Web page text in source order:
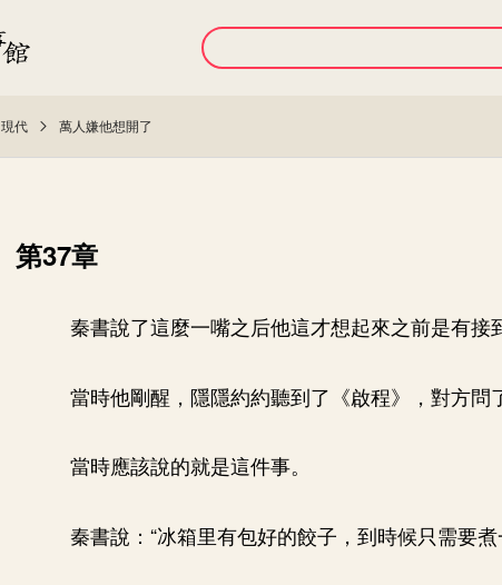
現代 萬人嫌他想開了
第37章
秦書說了這麼一嘴之后他這才想起來之前是有接
當時他剛醒，隱隱約約聽到了《啟程》，對方問
當時應該說的就是這件事。
秦書說：“冰箱里有包好的餃子，到時候只需要